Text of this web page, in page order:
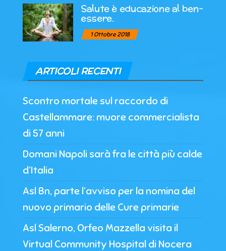
Salute è educazione al ben-
essere.
1 Ottobre 2018
ARTICOLI RECENTI
Scontro mortale sul raccordo di
Castellammare: muore commercialista
di 57 anni
Domani Napoli sarà fra le città più calde
d’Italia
Asl Bn, parte l’avviso per la nomina del
nuovo primario delle Cure primarie
Asl Salerno, Orfeo Mazzella visita il
Virtual Community Hospital di Nocera